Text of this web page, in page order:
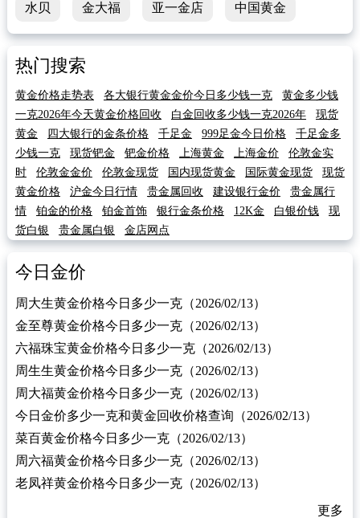
水贝 金大福 亚一金店 中国黄金
热门搜索
黄金价格走势表 各大银行黄金金价今日多少钱一克
黄金多少钱
一克2026年今天黄金价格回收
白金回收多少钱一克2026年
现货
黄金
四大银行的金条价格 千足金 999足金今日价格
千足金多
少钱一克
现货钯金 钯金价格 上海黄金 上海金价
伦敦金实
时
伦敦金金价 伦敦金现货 国内现货黄金 国际黄金现货
现货
黄金价格
沪金今日行情 贵金属回收 建设银行金价
贵金属行
情
铂金的价格 铂金首饰 银行金条价格 12K金 白银价钱
现
货白银
贵金属白银 金店网点
今日金价
周大生黄金价格今日多少一克（2026/02/13）
金至尊黄金价格今日多少一克（2026/02/13）
六福珠宝黄金价格今日多少一克（2026/02/13）
周生生黄金价格今日多少一克（2026/02/13）
周大福黄金价格今日多少一克（2026/02/13）
今日金价多少一克和黄金回收价格查询（2026/02/13）
菜百黄金价格今日多少一克（2026/02/13）
周六福黄金价格今日多少一克（2026/02/13）
老凤祥黄金价格今日多少一克（2026/02/13）
更多